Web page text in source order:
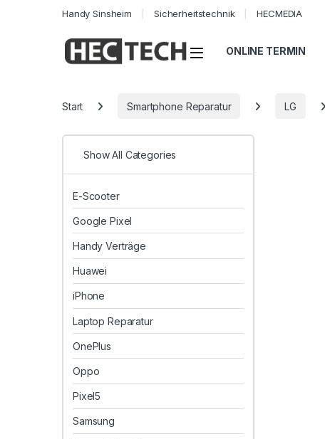
Handy Sinsheim Sicherheitstechnik HECMEDIA
Open ONLINE TERMIN
Start Smartphone Reparatur LG
Show All Categories
E-Scooter
Google Pixel
Handy Verträge
Huawei
iPhone
Laptop Reparatur
OnePlus
Oppo
Pixel5
Samsung